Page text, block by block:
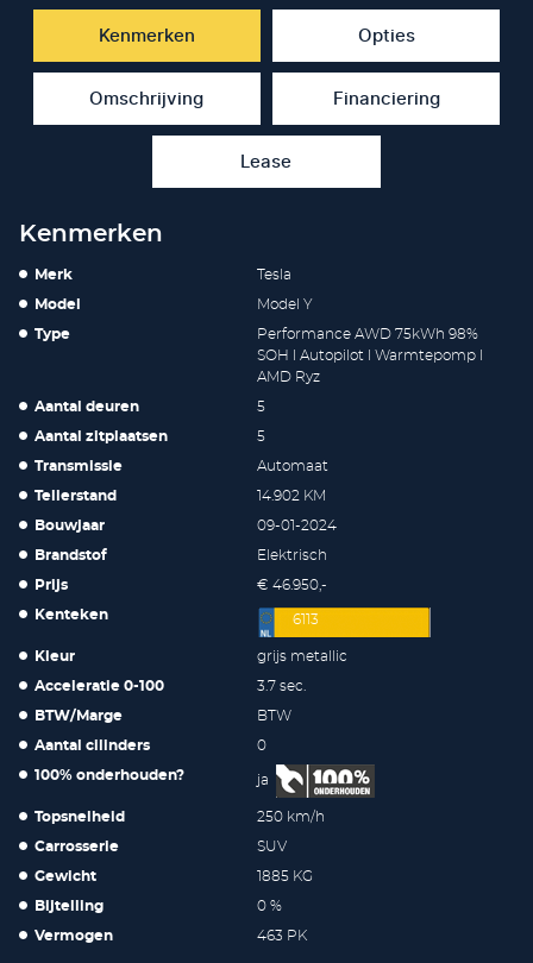
Kenmerken Opties
Omschrijving Financiering
Lease
Kenmerken
Merk Tesla
Model Model Y
Type
Performance AWD 75kWh 98%
SOH l Autopilot l Warmtepomp l
AMD Ryz
Aantal deuren 5
Aantal zitplaatsen 5
Transmissie Automaat
Tellerstand 14.902 KM
Bouwjaar 09-01-2024
Brandstof Elektrisch
Prijs € 46.950,-
Kenteken 6113
Kleur grijs metallic
Acceleratie 0-100 3.7 sec.
BTW/Marge BTW
Aantal cilinders 0
100% onderhouden? ja
Topsnelheid 250 km/h
Carrosserie SUV
Gewicht 1885 KG
Bijtelling 0 %
Vermogen 463 PK